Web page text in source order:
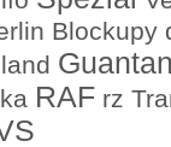
Blockupy
RAF rz